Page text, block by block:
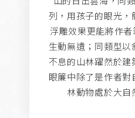
列，用孩子的眼光，
浮雕效果更能將作者
生動無遺；同類型
不息的山林躍然於
眼簾中除了是作者
林動物處於大自